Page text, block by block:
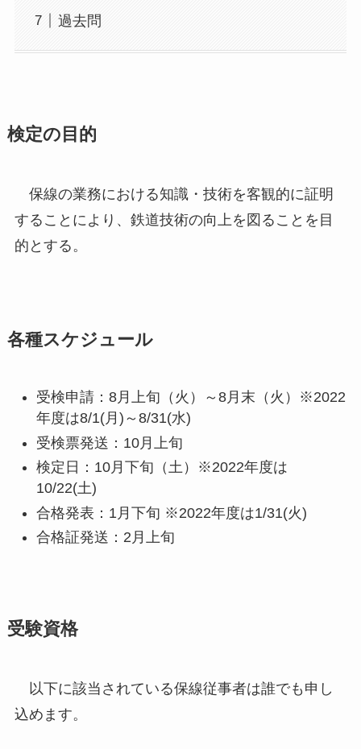
過去問
検定の目的
保線の業務における知識・技術を客観的に証明
することにより、鉄道技術の向上を図ることを目
的とする。
各種スケジュール
受検申請：8月上旬（火）～8月末（火）
※2022
年度は8/1(月)～8/31(水)
受検票発送：10月上旬
検定日：10月下旬（土）
※2022年度は
10/22(土)
合格発表：1月下旬 ※2022年度は1/31(火)
合格証発送：2月上旬
受験資格
以下に該当されている保線従事者は誰でも申し
込めます。